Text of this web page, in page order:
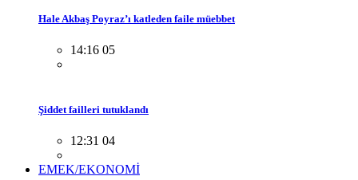
Hale Akbaş Poyraz’ı katleden faile müebbet
14:16 05
Şiddet failleri tutuklandı
12:31 04
EMEK/EKONOMİ